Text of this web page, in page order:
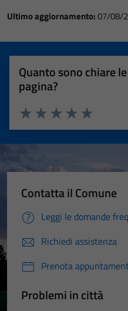
Ultimo aggiornamento:07/08/
Quanto sono chiare
pagina?
Valuta 5
Valuta 4 stelle
Valuta 3 stelle su 5
Valuta 2 stelle su 5
Valuta 1 stelle su 5
Contatta il Comune
Leggi le domande
Richiedi assistenza
Prenota
Problemi in città